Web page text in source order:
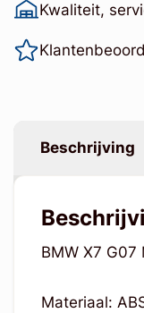
Kwaliteit,
Beschrijving
BMW X7
Materiaal: